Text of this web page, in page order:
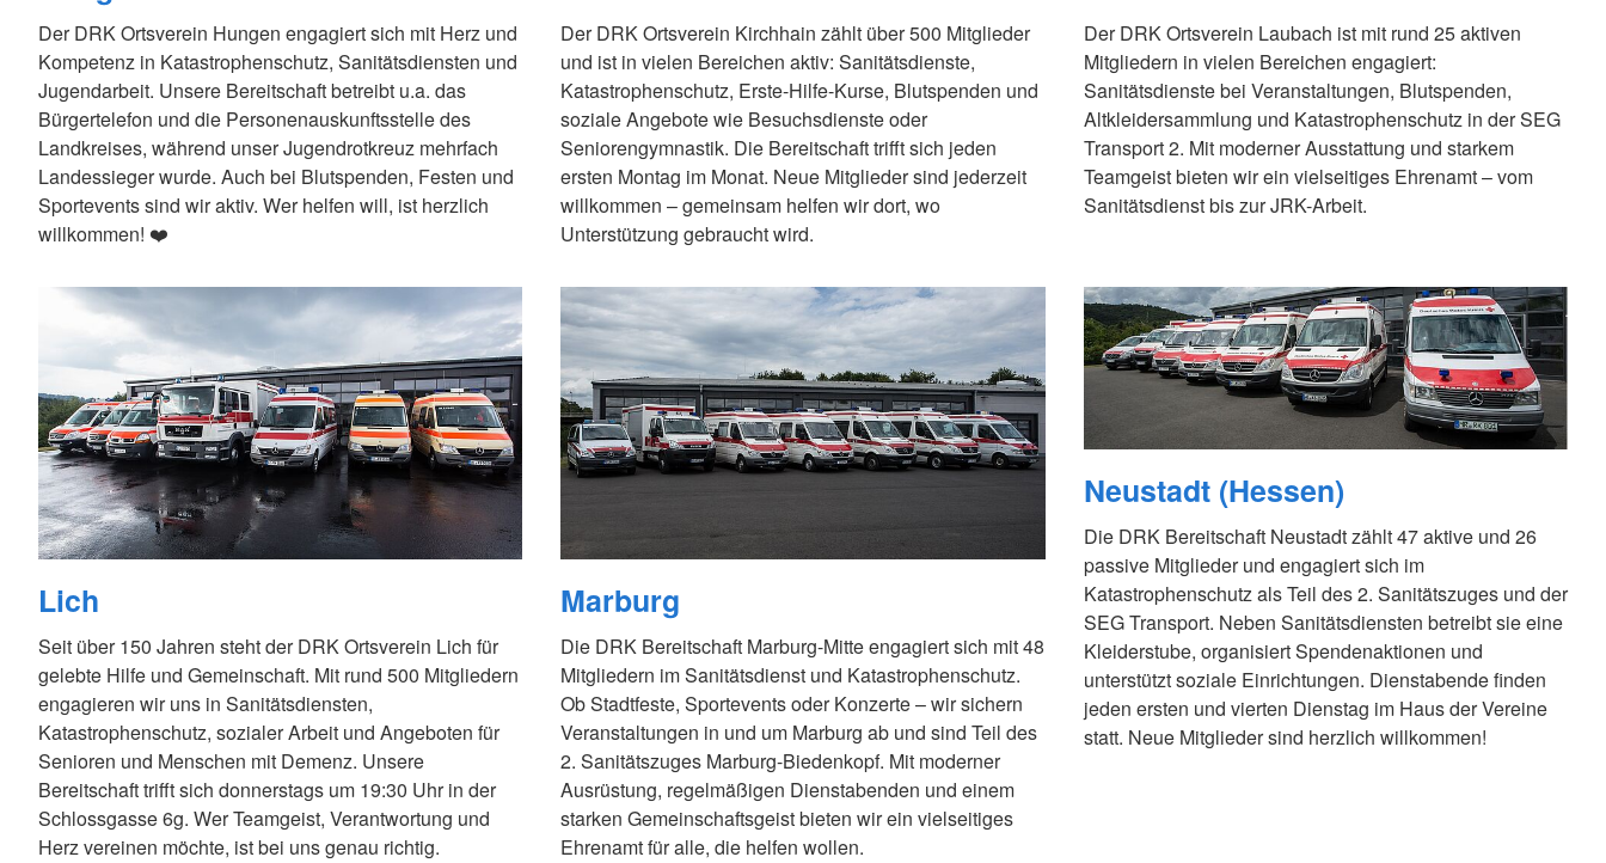
Der DRK Ortsverein Hungen engagiert sich mit Herz und
Kompetenz in Katastrophenschutz, Sanitätsdiensten und
Jugendarbeit. Unsere Bereitschaft betreibt u.a. das
Bürgertelefon und die Personenauskunftsstelle des
Landkreises, während unser Jugendrotkreuz mehrfach
Landessieger wurde. Auch bei Blutspenden, Festen und
Sportevents sind wir aktiv. Wer helfen will, ist herzlich
willkommen! ❤️
Der DRK Ortsverein Kirchhain zählt über 500 Mitglieder
und ist in vielen Bereichen aktiv: Sanitätsdienste,
Katastrophenschutz, Erste-Hilfe-Kurse, Blutspenden und
soziale Angebote wie Besuchsdienste oder
Seniorengymnastik. Die Bereitschaft trifft sich jeden
ersten Montag im Monat. Neue Mitglieder sind jederzeit
willkommen – gemeinsam helfen wir dort, wo
Unterstützung gebraucht wird.
Der DRK Ortsverein Laubach ist mit rund 25 aktiven
Mitgliedern in vielen Bereichen engagiert:
Sanitätsdienste bei Veranstaltungen, Blutspenden,
Altkleidersammlung und Katastrophenschutz in der SEG
Transport 2. Mit moderner Ausstattung und starkem
Teamgeist bieten wir ein vielseitiges Ehrenamt – vom
Sanitätsdienst bis zur JRK-Arbeit.
Lich
Seit über 150 Jahren steht der DRK Ortsverein Lich für
gelebte Hilfe und Gemeinschaft. Mit rund 500 Mitgliedern
engagieren wir uns in Sanitätsdiensten,
Katastrophenschutz, sozialer Arbeit und Angeboten für
Senioren und Menschen mit Demenz. Unsere
Bereitschaft trifft sich donnerstags um 19:30 Uhr in der
Schlossgasse 6g. Wer Teamgeist, Verantwortung und
Herz vereinen möchte, ist bei uns genau richtig.
Marburg
Die DRK Bereitschaft Marburg-Mitte engagiert sich mit 48
Mitgliedern im Sanitätsdienst und Katastrophenschutz.
Ob Stadtfeste, Sportevents oder Konzerte – wir sichern
Veranstaltungen in und um Marburg ab und sind Teil des
2. Sanitätszuges Marburg-Biedenkopf. Mit moderner
Ausrüstung, regelmäßigen Dienstabenden und einem
starken Gemeinschaftsgeist bieten wir ein vielseitiges
Ehrenamt für alle, die helfen wollen.
Neustadt (Hessen)
Die DRK Bereitschaft Neustadt zählt 47 aktive und 26
passive Mitglieder und engagiert sich im
Katastrophenschutz als Teil des 2. Sanitätszuges und der
SEG Transport. Neben Sanitätsdiensten betreibt sie eine
Kleiderstube, organisiert Spendenaktionen und
unterstützt soziale Einrichtungen. Dienstabende finden
jeden ersten und vierten Dienstag im Haus der Vereine
statt. Neue Mitglieder sind herzlich willkommen!